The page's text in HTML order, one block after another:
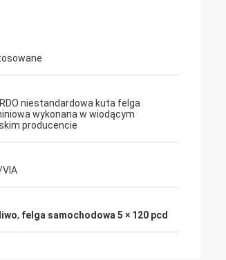
niestandardowa kuta felga
wykonana w wiodącym
producencie
, felga samochodowa 5 × 120 pcd